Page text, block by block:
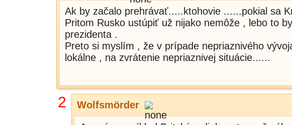
Ak by začalo prehrávať.....ktohovie ......pokial sa
Pritom Rusko ustúpiť už nijako nemôže , lebo to
prezidenta .
Preto si myslím , že v prípade nepriaznivého
lokálne , na zvrátenie nepriaznivej situácie......
2 Wolfsmörder